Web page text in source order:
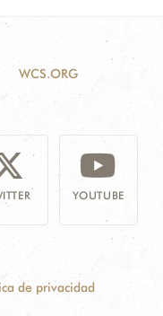
WCS.ORG
YOUTUBE
de privacidad